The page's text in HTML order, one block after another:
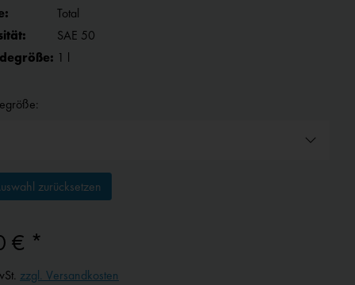
Total
SAE 50
1 l
zurücksetzen
€ *
zzgl. Versandkosten